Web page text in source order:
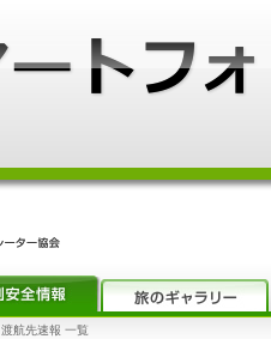
渡航先速報 一覧